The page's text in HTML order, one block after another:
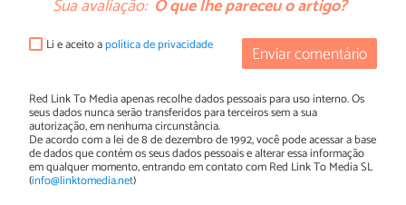
Sua avaliação: O que lhe pareceu o artigo?
Enviar comentário
Li e aceito apolítica de privacidade
Red Link To Media apenas recolhe dados pessoais para uso interno. Os
seus dados nunca serão transferidos para terceiros sem a sua
autorização, em nenhuma circunstância.
De acordo com a lei de 8 de dezembro de 1992, você pode acessar a base
de dados que contém os seus dados pessoais e alterar essa informação
em qualquer momento, entrando em contato com Red Link To Media SL
(info@linktomedia.net)